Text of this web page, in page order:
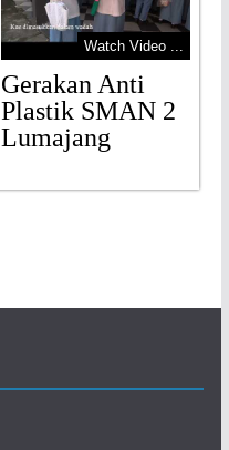
Watch Video ...
Gerakan Anti
Plastik SMAN 2
Lumajang